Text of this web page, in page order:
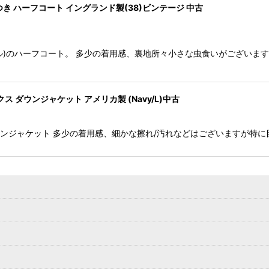
ハーフコート イングランド製(38)ビンテージ 中古
ハーフコート。 多少の着用感、裏地所々小さな虫食いがございま
ダウンジャケット アメリカ製 (Navy/L)中古
ジャケット 多少の着用感、細かな擦れ/汚れなどはございますが特